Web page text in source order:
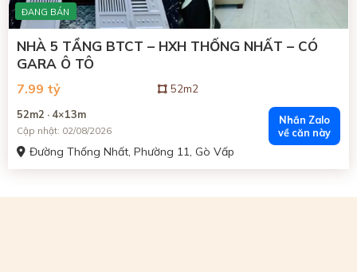
ĐANG BÁN
NHÀ 5 TẦNG BTCT – HXH THỐNG NHẤT – CÓ
GARA Ô TÔ
7.99 tỷ
52m2
52m2 · 4×13m
Cập nhật: 02/08/2026
Nhắn Zalo
về căn này
Đường Thống Nhất, Phường 11, Gò Vấp